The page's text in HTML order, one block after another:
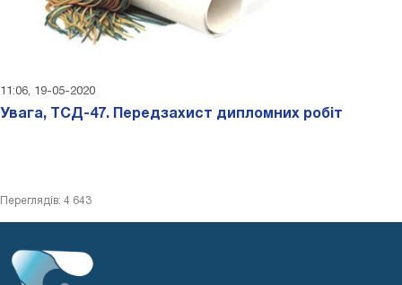
11:06, 19-05-2020
Увага, ТСД-47. Передзахист дипломних робіт
Переглядів: 4 643